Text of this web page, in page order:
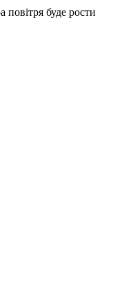
буде рости